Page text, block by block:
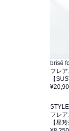
brisé
フレ
【
フレ
【星